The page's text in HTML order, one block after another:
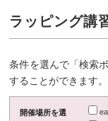
ラッピング講
条件を選んで「検索
することができます。
開催場所を選